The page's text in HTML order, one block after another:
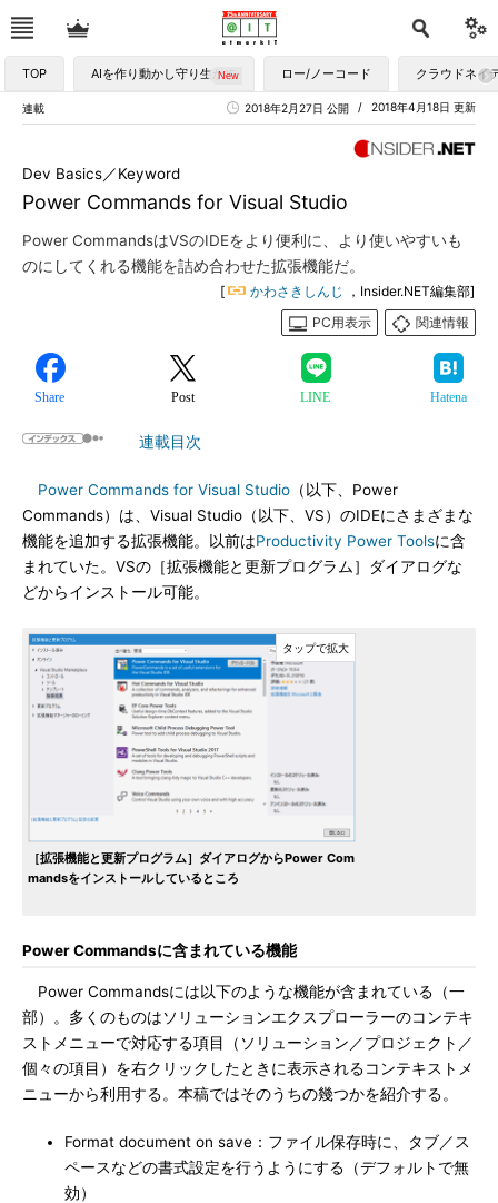
TOP AIを作り動かし守り生かす ロー/ノーコード クラウドネイ
連載 2018年4月18日 更新
2018年2月27日 公開
Power Commands for Visual Studio
Dev Basics／Keyword
Power CommandsはVSのIDEをより便利に、より使いやすいも
のにしてくれる機能を詰め合わせた拡張機能だ。
[ かわさきしんじ
，Insider.NET編集部]
PC用表示
関連情報
Share Post LINE Hatena
連載目次
Power Commands for Visual Studio （以下、Power
Commands）は、Visual Studio（以下、VS）のIDEにさまざまな
機能を追加する拡張機能。以前はProductivity Power Toolsに含
まれていた。VSの［拡張機能と更新プログラム］ダイアログな
どからインストール可能。
［拡張機能と更新プログラム］ダイアログからPower Com
mandsをインストールしているところ
Power Commandsに含まれている機能
Power Commandsには以下のような機能が含まれている（一
部）。多くのものはソリューションエクスプローラーのコンテキ
ストメニューで対応する項目（ソリューション／プロジェクト／
個々の項目）を右クリックしたときに表示されるコンテキストメ
ニューから利用する。本稿ではそのうちの幾つかを紹介する。
Format document on save：ファイル保存時に、タブ／ス
ペースなどの書式設定を行うようにする（デフォルトで無
効）